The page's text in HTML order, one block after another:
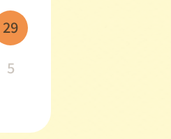
29
5